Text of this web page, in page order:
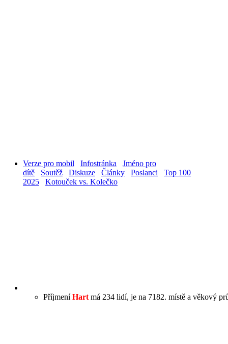
Verze pro mobil Infostránka
Jméno pro
dítě
Soutěž Diskuze Články Poslanci
Top 100
2025
Kotouček vs. Kolečko
PříjmeníHart má 234 lidí, je na 7182. místě a věkový